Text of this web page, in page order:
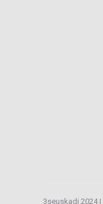
3seuskadi 2024 |